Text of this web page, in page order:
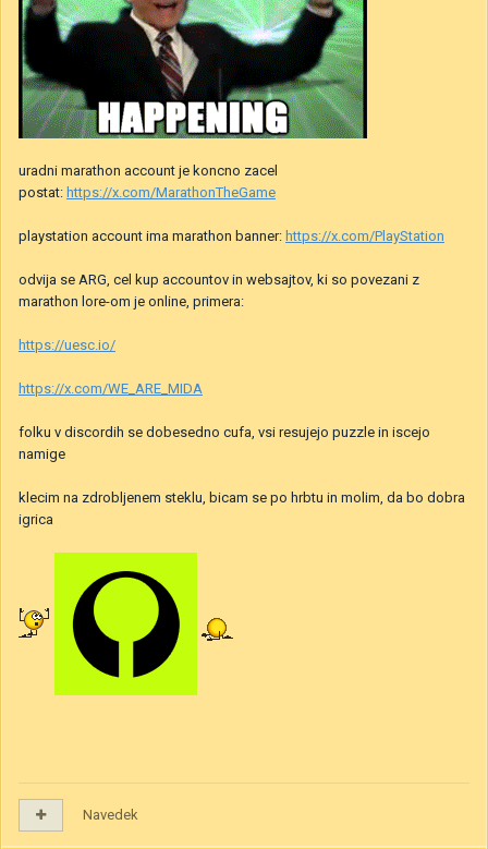
uradni marathon account je koncno zacel
postat: https://x.com/MarathonTheGame
playstation account ima marathon banner: https://x.com/PlayStation
odvija se ARG, cel kup accountov in websajtov, ki so povezani z
marathon lore-om je online, primera:
https://uesc.io/
https://x.com/WE_ARE_MIDA
folku v discordih se dobesedno cufa, vsi resujejo puzzle in iscejo
namige
klecim na zdrobljenem steklu, bicam se po hrbtu in molim, da bo dobra
igrica
Navedek